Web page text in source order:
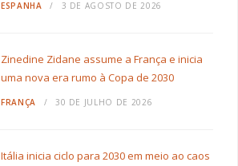
ESPANHA 3 DE AGOSTO DE 2026
Zinedine Zidane assume a França e inicia
uma nova era rumo à Copa de 2030
FRANÇA 30 DE JULHO DE 2026
Itália inicia ciclo para 2030 em meio ao caos